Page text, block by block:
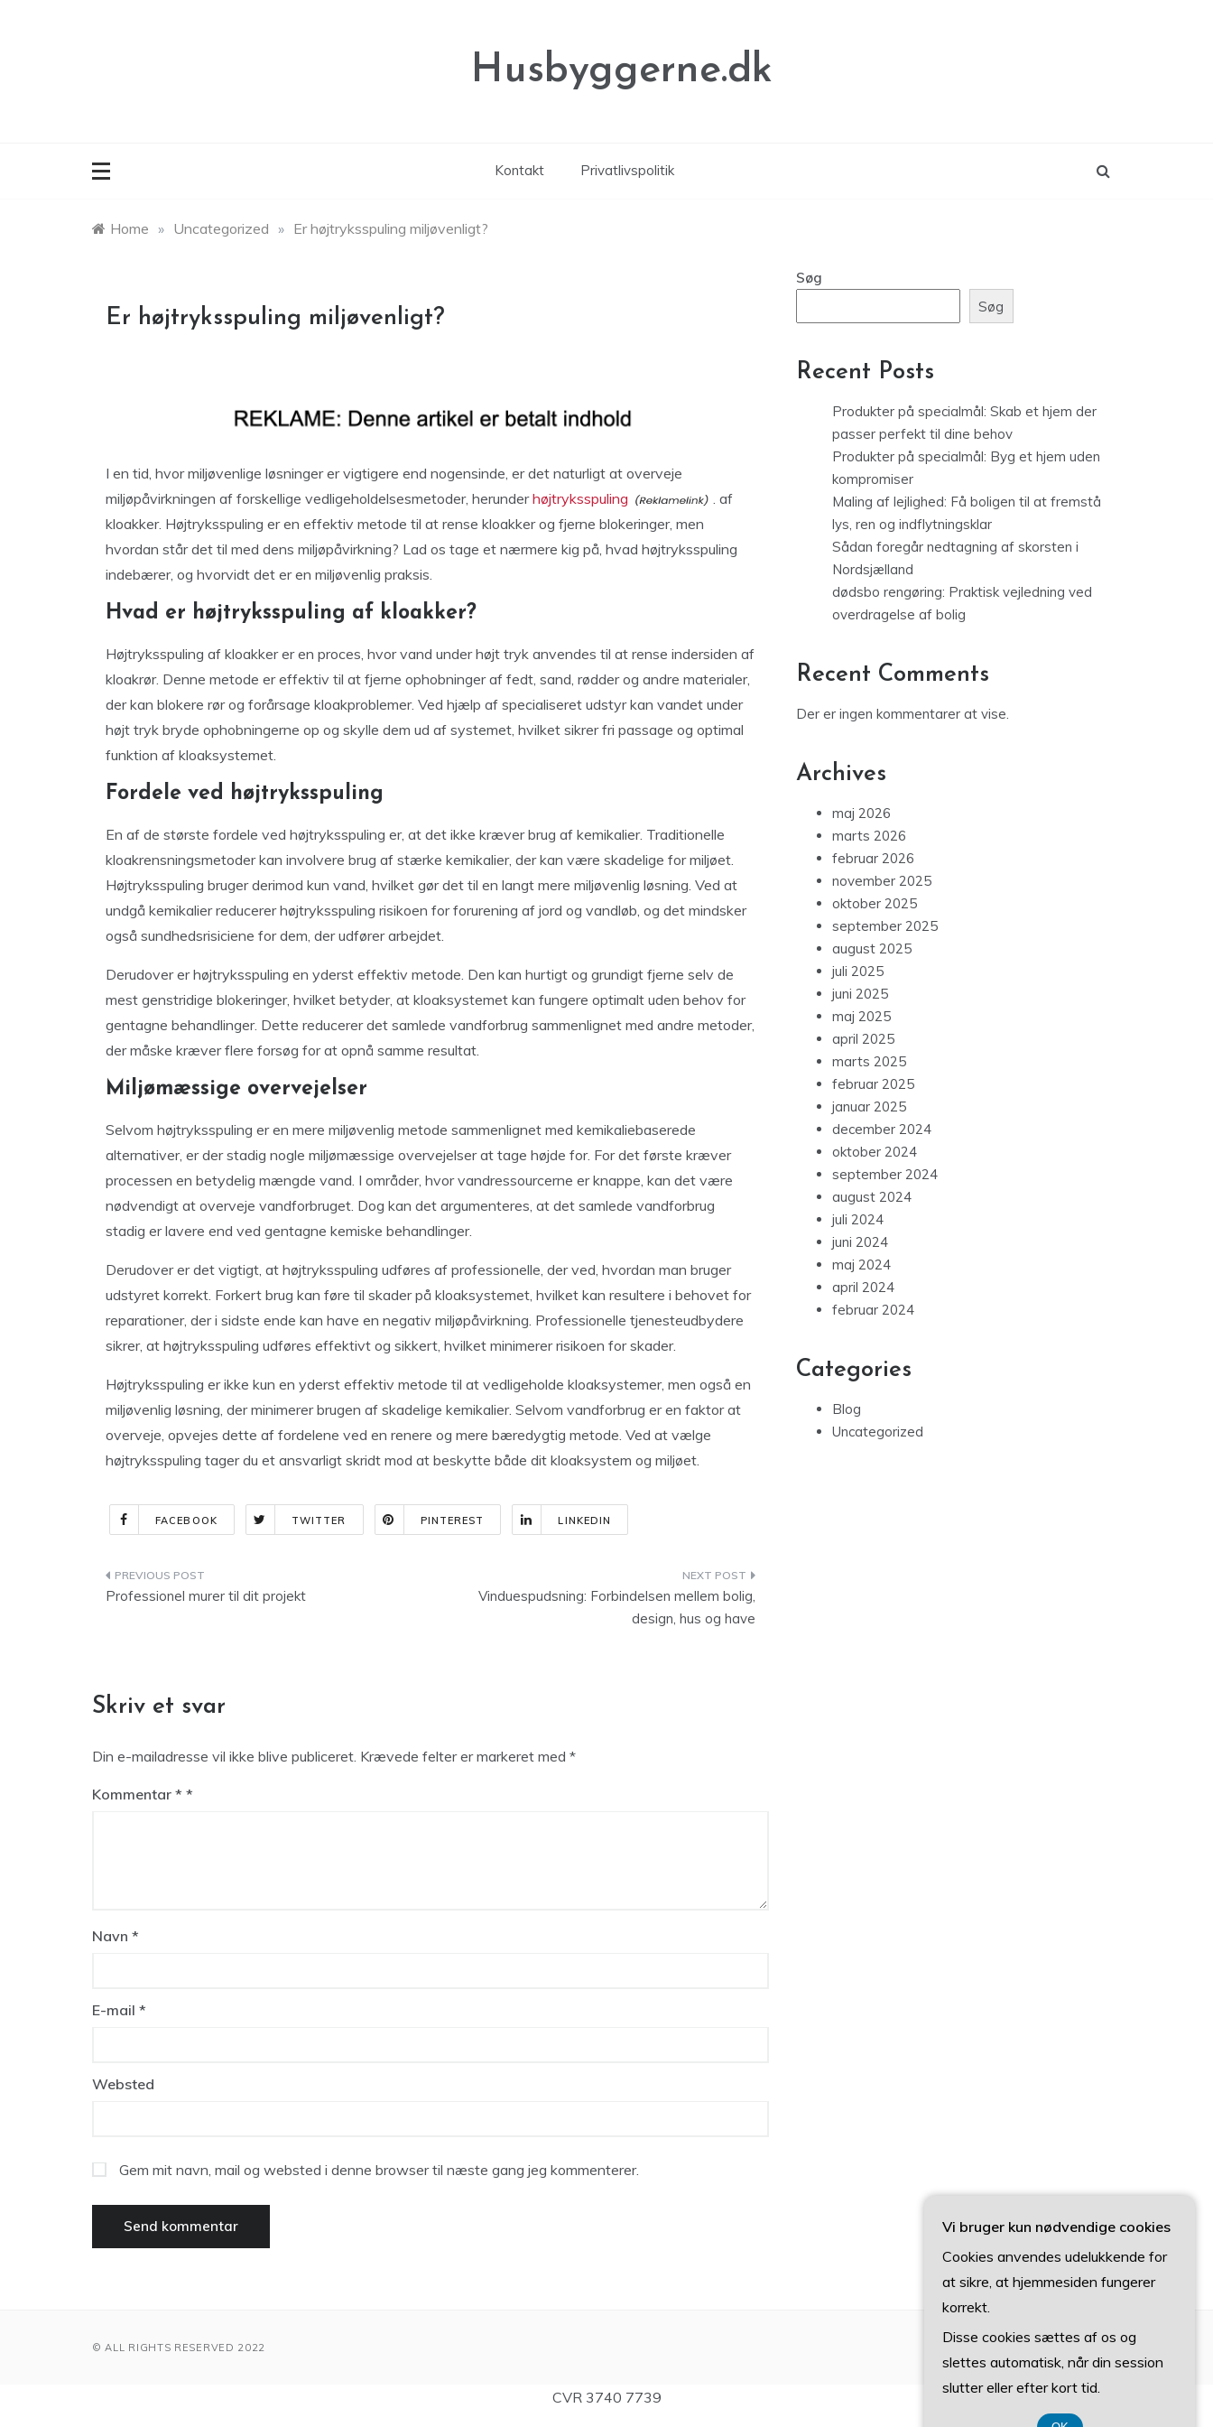
Husbyggerne.dk
Kontakt Privatlivspolitik
Home » Uncategorized » Er højtryksspuling miljøvenligt?
Er højtryksspuling miljøvenligt?
I en tid, hvor miljøvenlige løsninger er vigtigere end nogensinde, er det naturligt at overveje
miljøpåvirkningen af forskellige vedligeholdelsesmetoder, herunderhøjtryksspuling
. af
kloakker. Højtryksspuling er en effektiv metode til at rense kloakker og fjerne blokeringer, men
hvordan står det til med dens miljøpåvirkning? Lad os tage et nærmere kig på, hvad højtryksspuling
indebærer, og hvorvidt det er en miljøvenlig praksis.
Hvad er højtryksspuling af kloakker?
Højtryksspuling af kloakker er en proces, hvor vand under højt tryk anvendes til at rense indersiden af
kloakrør. Denne metode er effektiv til at fjerne ophobninger af fedt, sand, rødder og andre materialer,
der kan blokere rør og forårsage kloakproblemer. Ved hjælp af specialiseret udstyr kan vandet under
højt tryk bryde ophobningerne op og skylle dem ud af systemet, hvilket sikrer fri passage og optimal
funktion af kloaksystemet.
Fordele ved højtryksspuling
En af de største fordele ved højtryksspuling er, at det ikke kræver brug af kemikalier. Traditionelle
kloakrensningsmetoder kan involvere brug af stærke kemikalier, der kan være skadelige for miljøet.
Højtryksspuling bruger derimod kun vand, hvilket gør det til en langt mere miljøvenlig løsning. Ved at
undgå kemikalier reducerer højtryksspuling risikoen for forurening af jord og vandløb, og det mindsker
også sundhedsrisiciene for dem, der udfører arbejdet.
Derudover er højtryksspuling en yderst effektiv metode. Den kan hurtigt og grundigt fjerne selv de
mest genstridige blokeringer, hvilket betyder, at kloaksystemet kan fungere optimalt uden behov for
gentagne behandlinger. Dette reducerer det samlede vandforbrug sammenlignet med andre metoder,
der måske kræver flere forsøg for at opnå samme resultat.
Miljømæssige overvejelser
Selvom højtryksspuling er en mere miljøvenlig metode sammenlignet med kemikaliebaserede
alternativer, er der stadig nogle miljømæssige overvejelser at tage højde for. For det første kræver
processen en betydelig mængde vand. I områder, hvor vandressourcerne er knappe, kan det være
nødvendigt at overveje vandforbruget. Dog kan det argumenteres, at det samlede vandforbrug
stadig er lavere end ved gentagne kemiske behandlinger.
Derudover er det vigtigt, at højtryksspuling udføres af professionelle, der ved, hvordan man bruger
udstyret korrekt. Forkert brug kan føre til skader på kloaksystemet, hvilket kan resultere i behovet for
reparationer, der i sidste ende kan have en negativ miljøpåvirkning. Professionelle tjenesteudbydere
sikrer, at højtryksspuling udføres effektivt og sikkert, hvilket minimerer risikoen for skader.
Højtryksspuling er ikke kun en yderst effektiv metode til at vedligeholde kloaksystemer, men også en
miljøvenlig løsning, der minimerer brugen af skadelige kemikalier. Selvom vandforbrug er en faktor at
overveje, opvejes dette af fordelene ved en renere og mere bæredygtig metode. Ved at vælge
højtryksspuling tager du et ansvarligt skridt mod at beskytte både dit kloaksystem og miljøet.
FACEBOOK TWITTER PINTEREST LINKEDIN
Indlægsnavigation
Professionel murer til dit projekt
Vinduespudsning: Forbindelsen mellem bolig,
design, hus og have
Skriv et svar
Din e-mailadresse vil ikke blive publiceret. Krævede felter er markeret med *
Kommentar *
Navn *
E-mail *
Websted
Gem mit navn, mail og websted i denne browser til næste gang jeg kommenterer.
Søg
Søg
Recent Posts
Produkter på specialmål: Skab et hjem der
passer perfekt til dine behov
Produkter på specialmål: Byg et hjem uden
kompromiser
Maling af lejlighed: Få boligen til at fremstå
lys, ren og indflytningsklar
Sådan foregår nedtagning af skorsten i
Nordsjælland
dødsbo rengøring: Praktisk vejledning ved
overdragelse af bolig
Recent Comments
Der er ingen kommentarer at vise.
Archives
maj 2026
marts 2026
februar 2026
november 2025
oktober 2025
september 2025
august 2025
juli 2025
juni 2025
maj 2025
april 2025
marts 2025
februar 2025
januar 2025
december 2024
oktober 2024
september 2024
august 2024
juli 2024
juni 2024
maj 2024
april 2024
februar 2024
Categories
Blog
Uncategorized
© ALL RIGHTS RESERVED 2022
CVR 3740 7739
Vi bruger kun nødvendige cookies
Cookies anvendes udelukkende for
at sikre, at hjemmesiden fungerer
korrekt.
Disse cookies sættes af os og
slettes automatisk, når din session
slutter eller efter kort tid.